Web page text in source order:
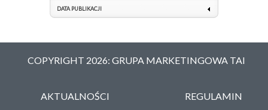
DATA PUBLIKACJI
COPYRIGHT 2026: GRUPA MARKETINGOWA TAI
AKTUALNOŚCI REGULAMIN